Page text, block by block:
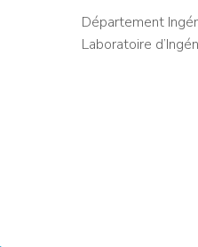
Département
Laboratoire